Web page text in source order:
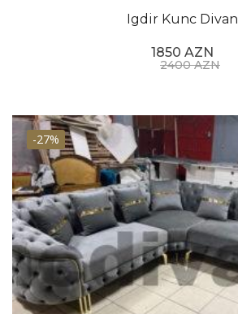
Igdir Kunc Divan
1850 AZN
2400 AZN
-27%